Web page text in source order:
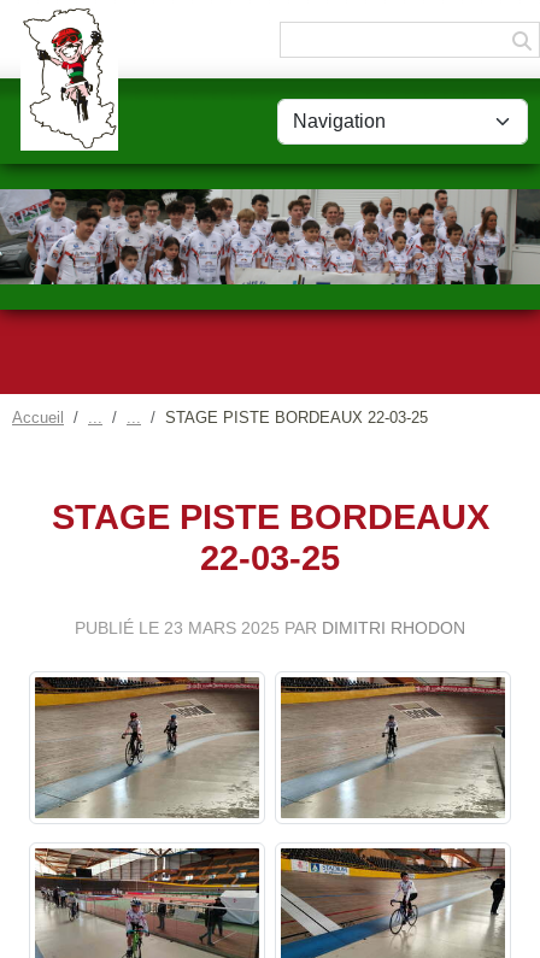
Accueil STAGE PISTE BORDEAUX 22-03-25
STAGE PISTE BORDEAUX
22-03-25
PUBLIÉ LE 23 MARS 2025 PAR DIMITRI RHODON
Panneau de gestion des cookies